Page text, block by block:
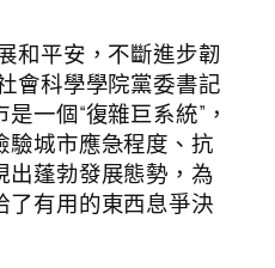
和平安，不斷進步韌
會科學學院黨委書記
一個“復雜巨系統”，
城市應急程度、抗
蓬勃發展態勢，為
有用的東西息爭決